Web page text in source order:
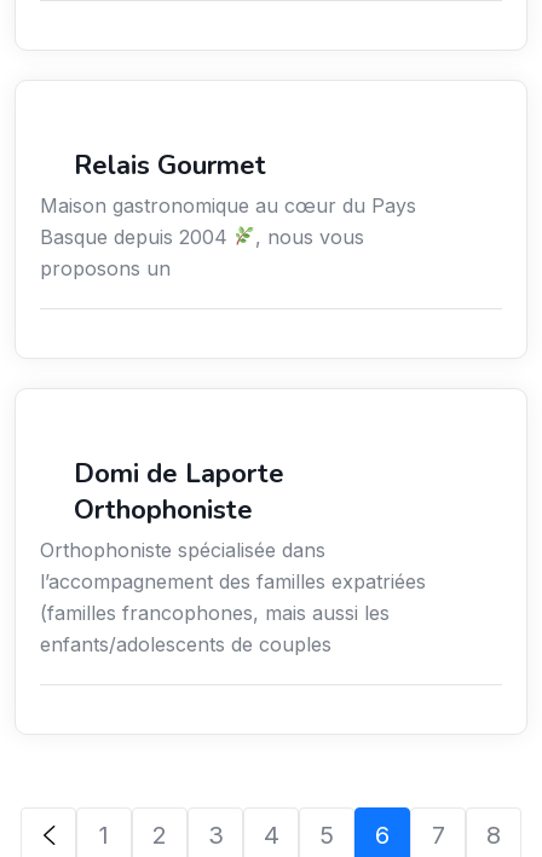
Relais Gourmet
Maison gastronomique au cœur du Pays
Basque depuis 2004
, nous vous
proposons un
Domi de Laporte
Orthophoniste
Orthophoniste spécialisée dans
l’accompagnement des familles expatriées
(familles francophones, mais aussi les
enfants/adolescents de couples
1 2 3 4 5 6 7 8